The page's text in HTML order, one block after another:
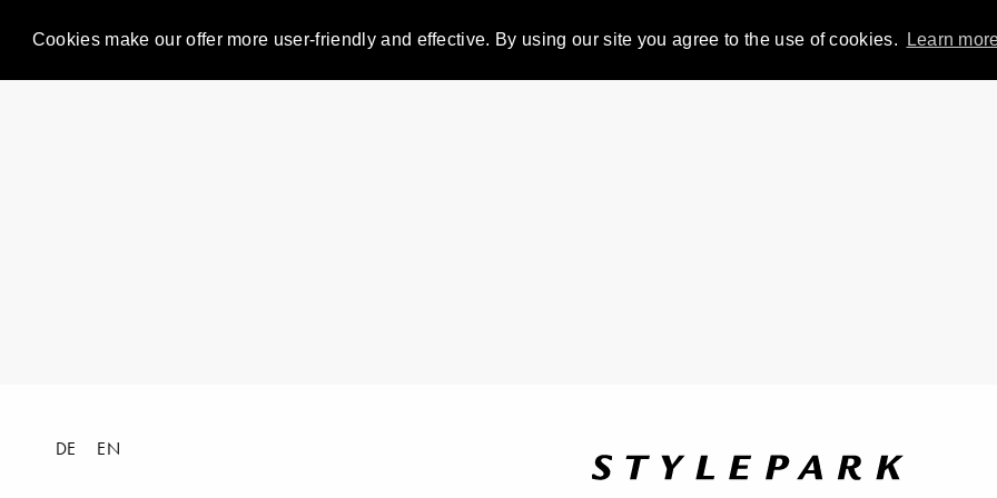
Cookies make our offer more user-friendly and effective. By using our site you agree to the use of cookies. Learn
DE EN